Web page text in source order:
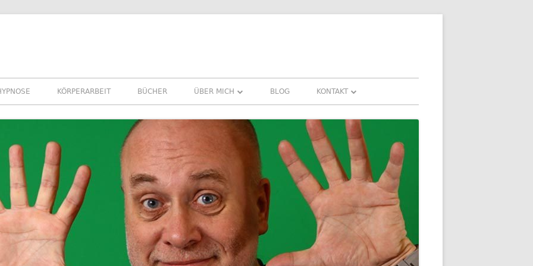
KÖRPERARBEIT BÜCHER ÜBER MICH
REFERENZEN ERFAHRUNGEN UND
NEWSLETTER
BLOG KONTAKT
DOWNLOADS
FAQ
DATENSCHUTZ
IMPRESSUM